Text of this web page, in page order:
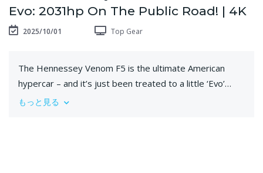
Evo: 2031hp On The Public Road! | 4K
2025/10/01 Top Gear
The Hennessey Venom F5 is the ultimate American
hypercar – and it’s just been treated to a little ‘Evo’
upgrade. We drive it in track-focused Revolution guise…
もっと見る